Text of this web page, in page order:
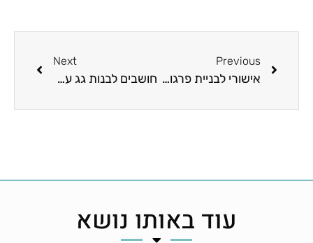
Previous
אישורי לבניית פרגולה במרפסת: כל מה שצריך לדעת
Next
חושבים לבנות גג עץ? כל מה שחשוב לדעת בנושא
עוד באותו נושא